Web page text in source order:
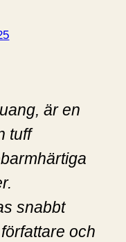
är en
tuff
snabbt
och